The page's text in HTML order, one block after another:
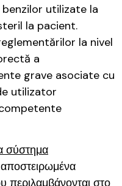
utilizate la
la pacient.
la nivel
a
grave asociate cu
utilizator
σύστημα